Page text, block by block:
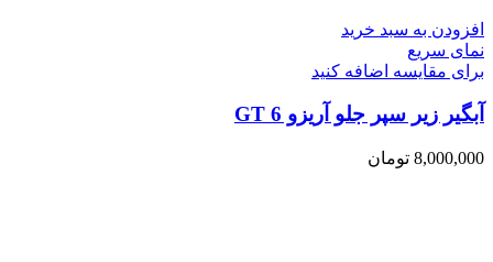
افزودن به سبد خرید
نمای سریع
برای مقایسه اضافه کنید
آبگیر زیر سپر جلو آریزو 6 GT
8,000,000 تومان